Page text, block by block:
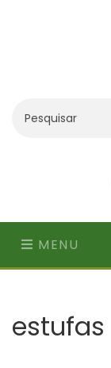
MENU
estufas